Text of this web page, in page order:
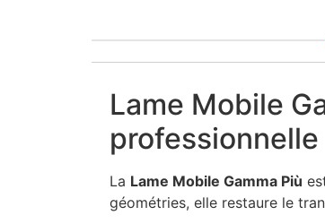
Lame Mobile
professionnelle
La Lame Mobile Gamma Più
géométries, elle restaure le